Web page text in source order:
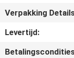
ONS
NIEUWS
Verpakking
Levertijd: